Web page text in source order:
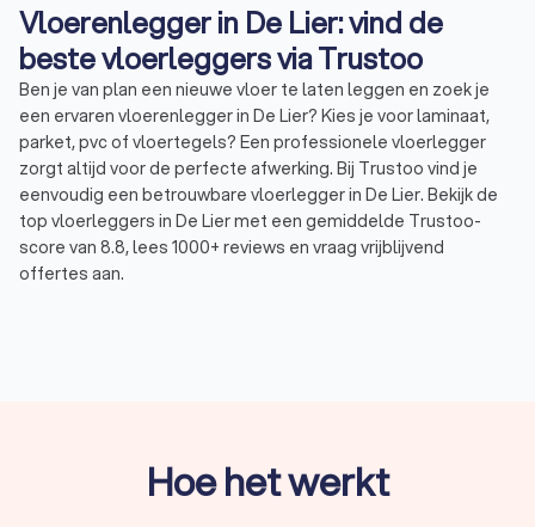
Vloerenlegger in De Lier: vind de
beste vloerleggers via Trustoo
Ben je van plan een nieuwe vloer te laten leggen en zoek je
een ervaren vloerenlegger in De Lier? Kies je voor laminaat,
parket, pvc of vloertegels? Een professionele vloerlegger
zorgt altijd voor de perfecte afwerking. Bij Trustoo vind je
eenvoudig een betrouwbare vloerlegger in De Lier. Bekijk de
top vloerleggers in De Lier met een gemiddelde Trustoo-
score van 8.8, lees 1000+ reviews en vraag vrijblijvend
offertes aan.
visgraatpatronen. Het werk van een vloerlegger bestaat uit
meerdere stappen, waaronder voorbereiding, installatie en
Hoe het werkt